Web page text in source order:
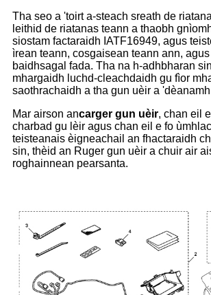
Tha seo a 'toirt a-steach sreath de
leithid de riatanas teann a thaobh
siostam factaraidh IATF16949, agus
ìrean teann, cosgaisean teann ann,
baidhsagal fada. Tha na h-adhbharan
mhargaidh luchd-cleachdaidh gu fìor
saothrachaidh a tha gun uèir a
Mar airson ancarger gun uèir, chan eil
charbad gu lèir agus chan eil e fo
teisteanais èigneachail an fhactaraidh
sin, thèid an Ruger gun uèir a chuir air
roghainnean pearsanta.